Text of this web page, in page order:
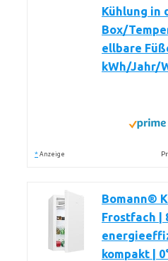
Kühlung in
Box/
ellbare
kWh/Jahr/
* Anzeige
Bomann®
Frostfach |
kompakt |